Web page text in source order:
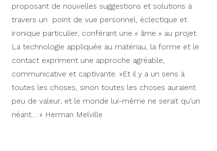
proposant de nouvelles suggestions et solutions à
travers un point de vue personnel, éclectique et
ironique particulier, conférant une « âme » au projet.
La technologie appliquée au matériau, la forme et le
contact expriment une approche agréable,
communicative et captivante. »Et il y a un sens à
toutes les choses, sinon toutes les choses auraient
peu de valeur, et le monde lui-même ne serait qu’un
néant… » Herman Melville